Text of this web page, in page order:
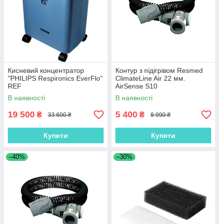
Кисневий концентратор
"PHILIPS Respironics EverFlo"
REF
В наявності
19 500 ₴ 33 600 ₴
Купити
Контур з підігрівом Resmed
ClimateLine Air 22 мм.
AirSense S10
В наявності
5 400 ₴ 8 990 ₴
Купити
–40% –30%